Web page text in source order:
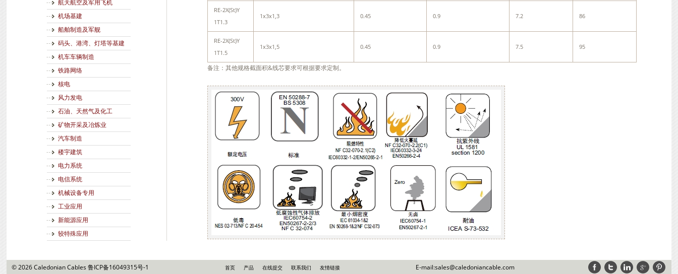
航天航空及军用飞机
机场基建
船舶制造及军舰
码头、港湾、灯塔等基建
机车车辆制造
铁路网络
核电
风力发电
石油、天然气及化工
矿物开采及冶炼业
汽车制造
楼宇建筑
电力系统
电信系统
机械设备专用
工业应用
新能源应用
较特殊应用
RE-2X(St)Y
1T1.3
1x3x1,3 0.45 0.9 7.2 86
RE-2X(St)Y
1T1.5
1x3x1,5 0.45 0.9 7.5 95
备注：其他规格截面积&线芯要求可根据要求定制。
©2026 Caledonian Cables鲁ICP备16049315号-1 首页 产品 在线提交 联系我们 友情链接 E-mail:sales@caledoniancable.com